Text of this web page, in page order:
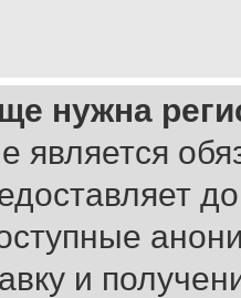
нужна
является
и